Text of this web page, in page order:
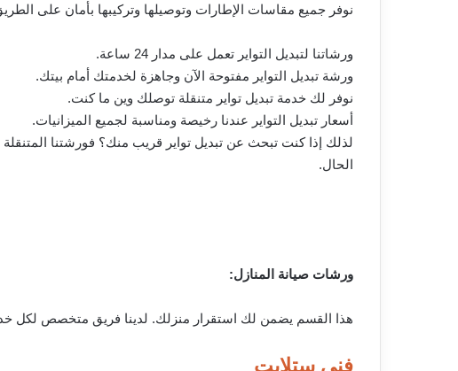
نوفر جميع مقاسات الإطارات وتوصيلها وتركيبها بأمان على
ورشاتنا لتبديل التواير تعمل على مدار 24 ساعة.
ورشة تبديل التواير مفتوحة الآن وجاهزة لخدمتك أمام بيتك.
نوفر لك خدمة تبديل تواير متنقلة توصلك وين ما كنت.
أسعار تبديل التواير عندنا رخيصة ومناسبة لجميع الميزانيات.
لذلك إذا كنت تبحث عن تبديل تواير قريب منك؟ فورشتنا
الحال.
ورشات صيانة المنازل:
هذا القسم يضمن لك استقرار منزلك. لدينا فريق متخصص لكل
فني ستلايت